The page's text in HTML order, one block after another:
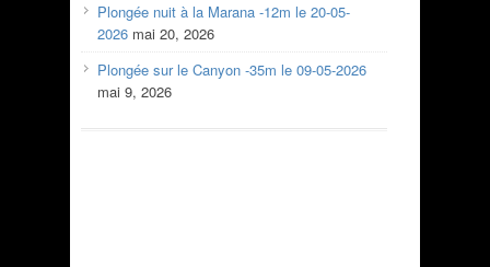
Plongée nuit à la Marana -12m le 20-05-
2026 mai 20, 2026
Plongée sur le Canyon -35m le 09-05-2026
mai 9, 2026